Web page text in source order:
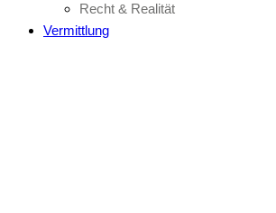
Recht & Realität
Vermittlung